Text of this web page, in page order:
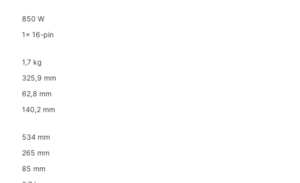
850 W
1x 16-pin
1,7 kg
325,9 mm
62,8 mm
140,2 mm
534 mm
265 mm
85 mm